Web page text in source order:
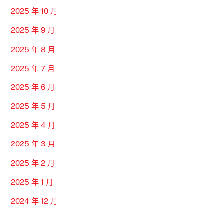
2025 年 10 月
2025 年 9 月
2025 年 8 月
2025 年 7 月
2025 年 6 月
2025 年 5 月
2025 年 4 月
2025 年 3 月
2025 年 2 月
2025 年 1 月
2024 年 12 月